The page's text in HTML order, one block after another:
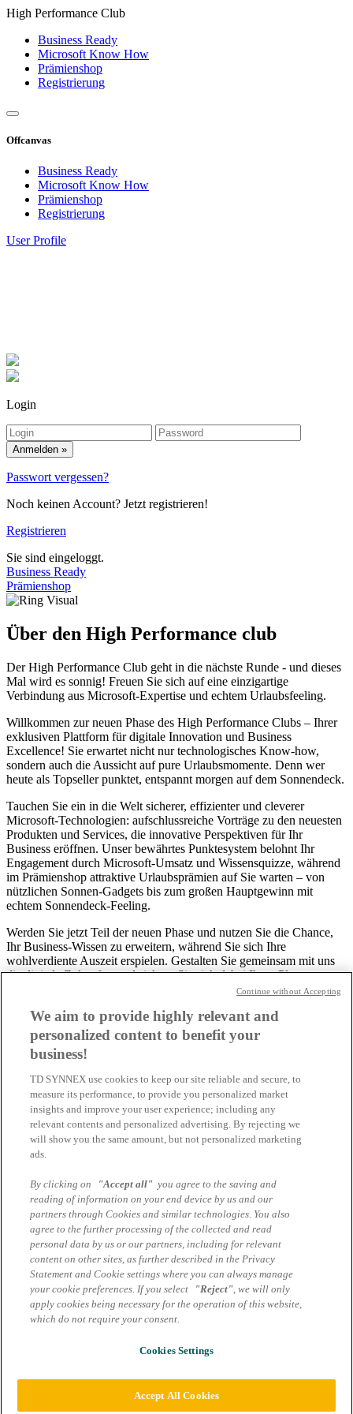
High Performance Club
Business Ready
Microsoft Know How
Prämienshop
Registrierung
Offcanvas
Business Ready
Microsoft Know How
Prämienshop
Registrierung
User Profile
Login
Anmelden »
Passwort vergessen?
Noch keinen Account? Jetzt registrieren!
Registrieren
Sie sind eingeloggt.
Business Ready
Prämienshop
Über den High Performance club
Der High Performance Club geht in die nächste Runde - und dieses
Mal wird es sonnig! Freuen Sie sich auf eine einzigartige
Verbindung aus Microsoft-Expertise und echtem Urlaubsfeeling.
Willkommen zur neuen Phase des High Performance Clubs – Ihrer
exklusiven Plattform für digitale Innovation und Business
Excellence! Sie erwartet nicht nur technologisches Know-how,
sondern auch die Aussicht auf pure Urlaubsmomente. Denn wer
heute als Topseller punktet, entspannt morgen auf dem Sonnendeck.
Tauchen Sie ein in die Welt sicherer, effizienter und cleverer
Microsoft-Technologien: aufschlussreiche Vorträge zu den neuesten
Produkten und Services, die innovative Perspektiven für Ihr
Business eröffnen. Unser bewährtes Punktesystem belohnt Ihr
Engagement durch Microsoft-Umsatz und Wissensquizze, während
im Prämienshop attraktive Urlaubsprämien auf Sie warten – von
nützlichen Sonnen-Gadgets bis zum großen Hauptgewinn mit
echtem Sonnendeck-Feeling.
Werden Sie jetzt Teil der neuen Phase und nutzen Sie die Chance,
Ihr Business-Wissen zu erweitern, während Sie sich Ihre
wohlverdiente Auszeit erspielen. Gestalten Sie gemeinsam mit uns
die digitale Zukunft – und sichern Sie sich dabei Ihren Platz unter
Preise
Ihr Erfolg wird belohnt! Jeder Microsoft-Umsatz und jedes
Lösen Sie Ihre gesammelten Punkte im Prämienshop gegen
verlockende Belohnungen ein.
Hauptgewinn
Reisegutschein
Entdecken Sie die Welt nach Ihren Wünschen –
mit einem exklusiven Reisegutschein für unvergessliche Momente
am Zielort Ihrer Träume.
Weitere Gewinne
Sofortgewinne im Prämienshop
Jetzt anmelden
©2025 TD SYNNEX Germany GmbH & Co. OHG | Alle Rechte
Datenschutzhinweise Marcom Services
AGB Marcom Services|Cookie Einstellungen
We aim to provide highly relevant and
personalized content to benefit your
business!
TD SYNNEX use cookies to keep our site reliable and secure, to
measure its performance, to provide you personalized market
insights and improve your user experience; including any
relevant contents and personalized advertising. By rejecting we
will show you the same amount, but not personalized marketing
ads.
By clicking on "Accept all" you agree to the saving and
reading of information on your end device by us and our
partners through Cookies and similar technologies. You also
agree to the further processing of the collected and read
personal data by us or our partners, including for relevant
content on other sites, as further described in the Privacy
Statement and Cookie settings where you can always manage
your cookie preferences. If you select
"Reject", we will only
apply cookies being necessary for the operation of this website,
which do not require your consent.
Cookies Settings
Accept All Cookies
Continue without Accepting